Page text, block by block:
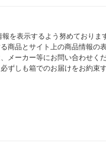
を表示するよう努めており
商品とサイト上の商品情報
メーカー等にお問い合わせくだ
ずしも箱でのお届けをお約